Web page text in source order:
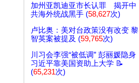
加州亚凯迪亚市长认罪 揭开中
共海外统战黑手 (58,627次)
卢比奥：美对台政策没有改变 黎
智英案被提及 (59,765次)
川习会李强“被低调” 彭丽媛隐身
习近平靠美国资助上大学 📝
(65,231次)